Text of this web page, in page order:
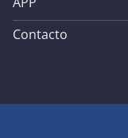
Contacto